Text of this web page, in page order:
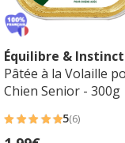
Équilibre & Instinct
Pâtée à la Volaille
Chien Senior - 300g
5
5(6)